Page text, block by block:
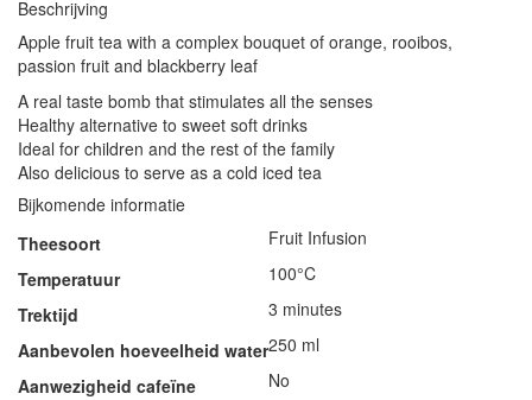
Beschrijving
Apple fruit tea with a complex bouquet of orange, rooibos,
passion fruit and blackberry leaf
A real taste bomb that stimulates all the senses
Healthy alternative to sweet soft drinks
Ideal for children and the rest of the family
Also delicious to serve as a cold iced tea
Bijkomende informatie
Theesoort
Fruit Infusion
Temperatuur
100°C
Trektijd
3 minutes
Aanbevolen hoeveelheid water250 ml
Aanwezigheid cafeïne
No